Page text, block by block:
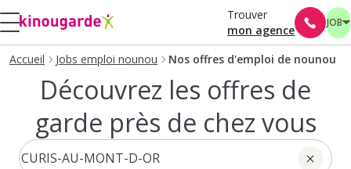
Trouver
mon agence
JOB
Accueil Jobs emploi nounou Nos offres d'emploi de nounou
Découvrez les offres de
garde près de chez vous